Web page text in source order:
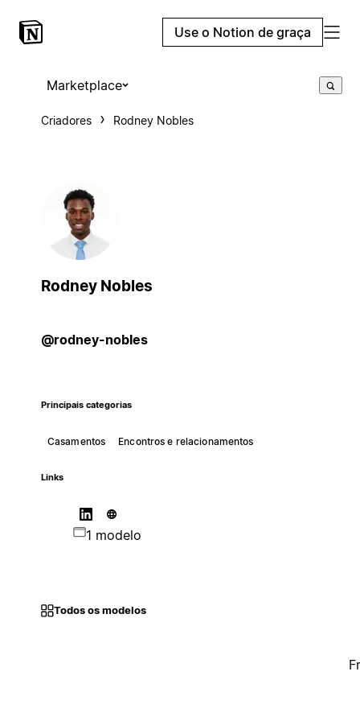
Use o Notion de graça
Marketplace
Criadores Rodney Nobles
Rodney Nobles
@rodney-nobles
Principais categorias
Casamentos Encontros e relacionamentos
Links
1 modelo
Todos os modelos